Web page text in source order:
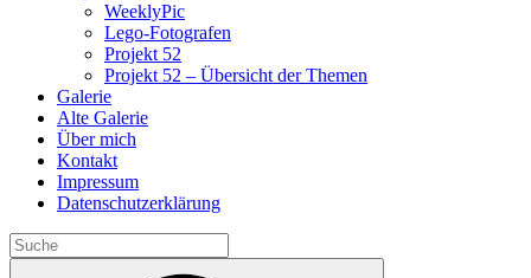
WeeklyPic
Lego-Fotografen
Projekt 52
Projekt 52 – Übersicht der Themen
Galerie
Alte Galerie
Über mich
Kontakt
Impressum
Datenschutzerklärung
Search
for: